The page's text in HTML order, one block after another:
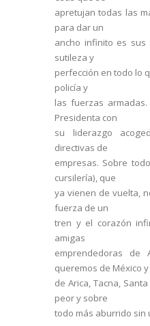
apretujan todas las
para dar un
ancho infinito es
sutileza y
perfección en todo lo
policía y
las fuerzas
Presidenta con
su liderazgo
directivas de
empresas. Sobre
cursilería), que
ya vienen de vuelta,
fuerza de un
tren y el corazón
amigas
emprendedoras de
queremos de México
de Arica, Tacna,
peor y sobre
todo más aburrido sin